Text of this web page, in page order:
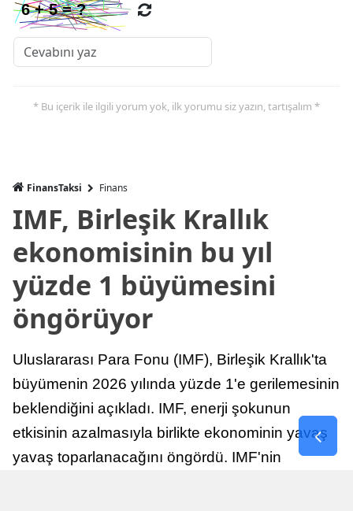
* Bu içerik ile ilgili yorum yok, ilk yorumu siz yazın, tartışalım *
FinansTaksi Finans
IMF, Birleşik Krallık
ekonomisinin bu yıl
yüzde 1 büyümesini
öngörüyor
Uluslararası Para Fonu (IMF), Birleşik Krallık'ta
büyümenin 2026 yılında yüzde 1'e gerilemesinin
beklendiğini açıkladı. IMF, enerji şokunun
etkisinin azalmasıyla birlikte ekonominin yavaş
yavaş toparlanacağını öngördü. IMF'nin